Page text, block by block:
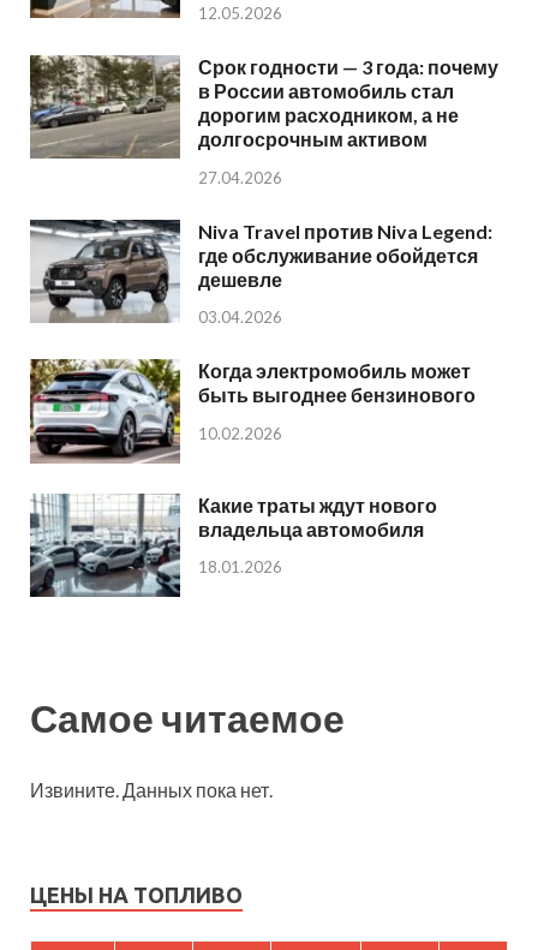
12.05.2026
Срок годности — 3 года: почему
в России автомобиль стал
дорогим расходником, а не
долгосрочным активом
27.04.2026
Niva Travel против Niva Legend:
где обслуживание обойдется
дешевле
03.04.2026
Когда электромобиль может
быть выгоднее бензинового
10.02.2026
Какие траты ждут нового
владельца автомобиля
18.01.2026
Самое читаемое
Извините. Данных пока нет.
ЦЕНЫ НА ТОПЛИВО